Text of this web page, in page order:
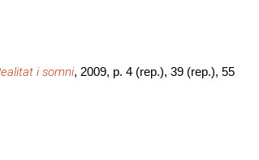
i somni, 2009, p. 4 (rep.), 39 (rep.), 55